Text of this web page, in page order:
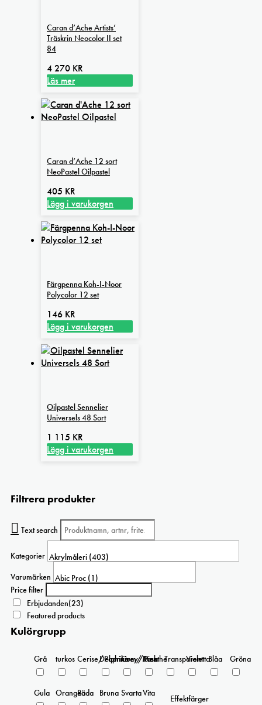
Caran d’Ache Artists’
Träskrin Neocolor II set
84
4 270 KR
Läs mer
Caran d’Ache 12 sort
NeoPastel Oilpastel
405 KR
Lägg i varukorgen
Färgpenna Koh-I-Noor
Polycolor 12 set
146 KR
Lägg i varukorgen
Oilpastel Sennelier
Universels 48 Sort
1 115 KR
Lägg i varukorgen
Filtrera produkter
Text search
Kategorier
Varumärken
Price filter
Erbjudanden(23)
Featured products
Kulörgrupp
Grå turkos Cerise/Paprika
Delphinium/Menthe
Grey/Pink
Rosa Transparent
ViolettaBlåa Gröna
Gula OrangeaRöda Bruna SvartaVita
Effektfärger